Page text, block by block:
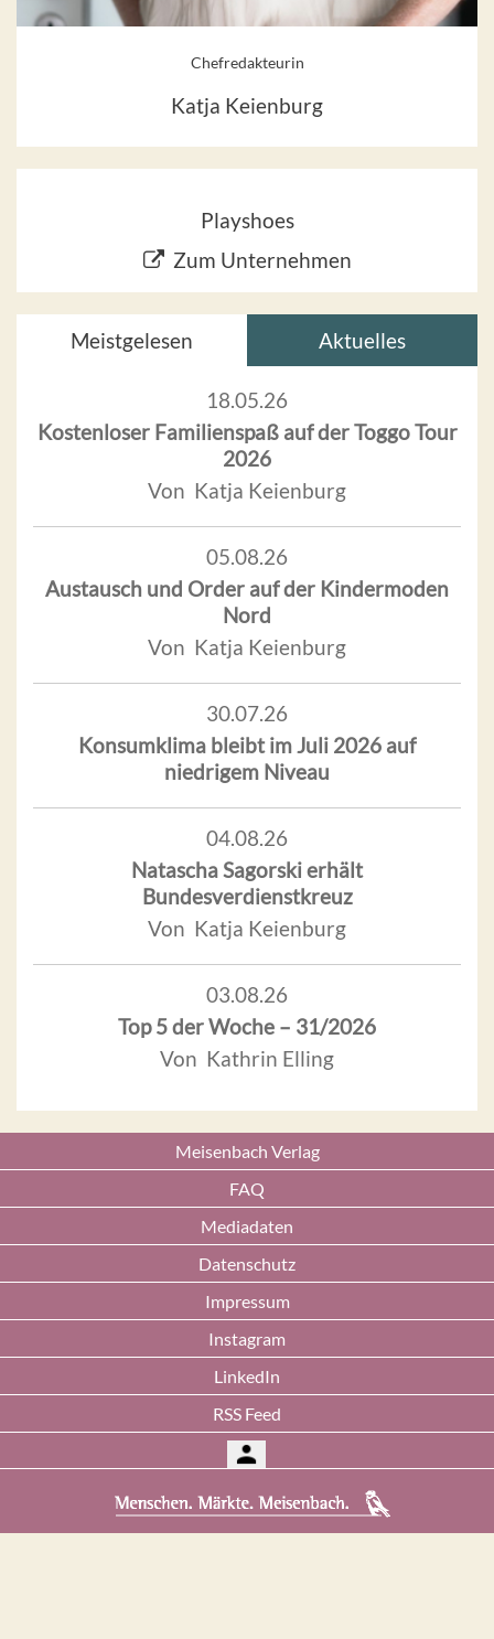
Chefredakteurin
Katja Keienburg
Playshoes
Zum Unternehmen
Meistgelesen Aktuelles
18.05.26
Kostenloser Familienspaß auf der Toggo Tour
2026
Von Katja Keienburg
05.08.26
Austausch und Order auf der Kindermoden
Nord
Von Katja Keienburg
30.07.26
Konsumklima bleibt im Juli 2026 auf
niedrigem Niveau
04.08.26
Natascha Sagorski erhält
Bundesverdienstkreuz
Von Katja Keienburg
03.08.26
Top 5 der Woche – 31/2026
Von Kathrin Elling
Meisenbach Verlag
FAQ
Mediadaten
Datenschutz
Impressum
Instagram
LinkedIn
RSS Feed